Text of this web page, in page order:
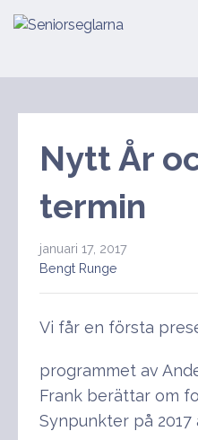
till
Nytt År
termin
januari 17, 2017
Bengt Runge
Vi får en första
programmet av
Frank berättar om
Synpunkter på 2017